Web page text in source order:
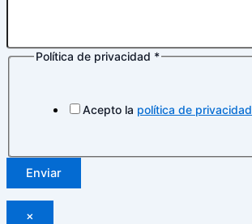
electrónicoPolítica de privacidad *
Acepto la política de privacidad
Enviar
×